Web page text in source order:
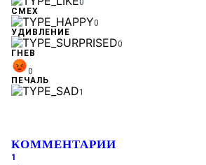
0
СМЕХ
0
УДИВЛЕНИЕ
0
ГНЕВ
0
ПЕЧАЛЬ
1
КОММЕНТАРИИ
1